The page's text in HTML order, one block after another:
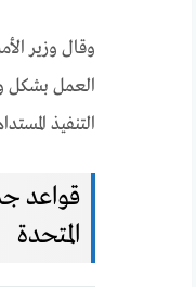
وقال وزير
العمل بشكل
التنفيذ
قواعد
المتحدة